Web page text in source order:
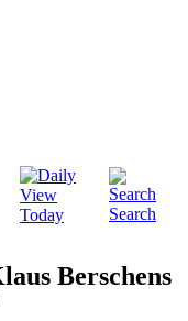
Today Search
Berschens